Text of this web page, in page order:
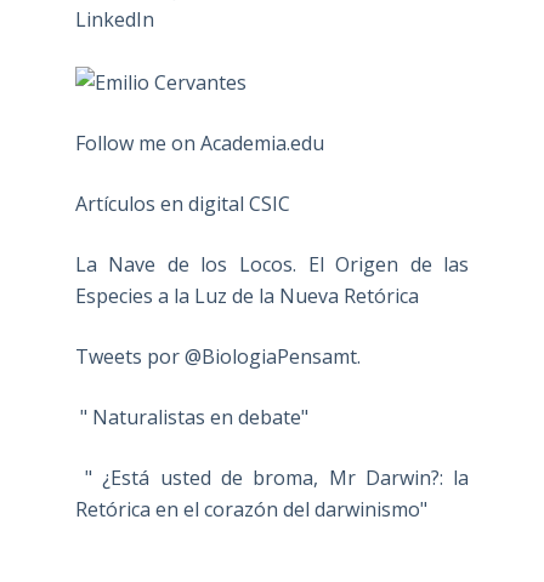
Follow me on Academia.edu
Artículos en digital CSIC
La Nave de los Locos. El Origen de las
Especies a la Luz de la Nueva Retórica
Tweets por @BiologiaPensamt.
" Naturalistas en debate"
" ¿Está usted de broma, Mr Darwin?: la
Retórica en el corazón del darwinismo"